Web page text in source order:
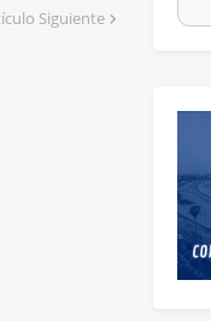
Siguiente